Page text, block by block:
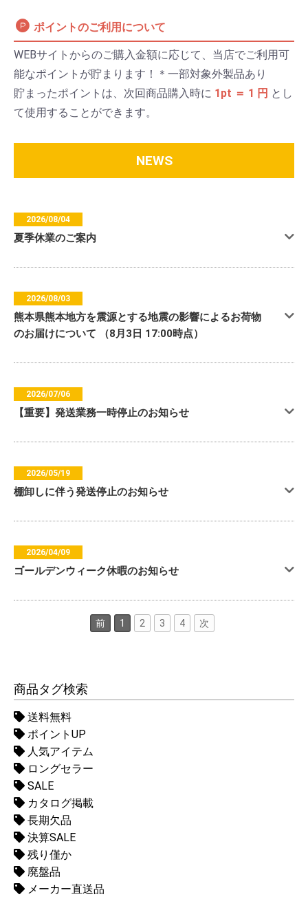
ポイントのご利用について
WEBサイトからのご購入金額に応じて、当店でご利用可
能なポイントが貯まります！＊一部対象外製品あり
貯まったポイントは、次回商品購入時に 1pt ＝ 1 円 とし
て使用することができます。
NEWS
2026/08/04
夏季休業のご案内
2026/08/03
熊本県熊本地方を震源とする地震の影響によるお荷物
のお届けについて （8月3日 17:00時点）
2026/07/06
【重要】発送業務一時停止のお知らせ
2026/05/19
棚卸しに伴う発送停止のお知らせ
2026/04/09
ゴールデンウィーク休暇のお知らせ
前 1 2 3 4 次
商品タグ検索
送料無料
ポイントUP
人気アイテム
ロングセラー
SALE
カタログ掲載
長期欠品
決算SALE
残り僅か
廃盤品
メーカー直送品